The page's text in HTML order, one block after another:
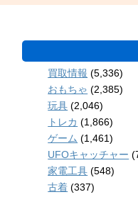
買取情報 (5,336)
おもちゃ (2,385)
玩具 (2,046)
トレカ (1,866)
ゲーム (1,461)
UFOキャッチャー
家電工具 (548)
古着 (337)